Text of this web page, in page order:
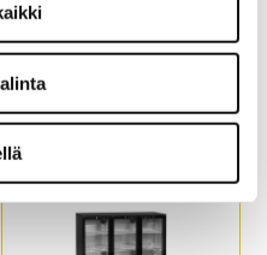
Baaritiskin
lasiovikylmäkaappi
Tefcold Backbar DB200S-
I, liukuovilla
(k) 870 mm.
Kylmäkaapin lämpötila-alue
+2...+10°C.